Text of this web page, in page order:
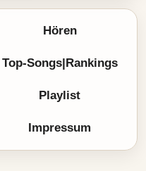
Hören
Top-Songs|Rankings
Playlist
Impressum